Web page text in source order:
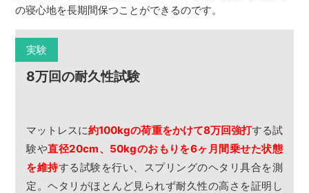
の寝心地を長期間保つことができるのです。
実験
8万回の耐久性試験
マットレスに約100kgの荷重をかけて8万回強打する試
験や直径20cm、50kgのおもりを6ヶ月間乗せた状態
を維持する試験を行い、スプリングのヘタリ具合を測
定。ヘタリがほとんど見られず耐久性の高さを証明し